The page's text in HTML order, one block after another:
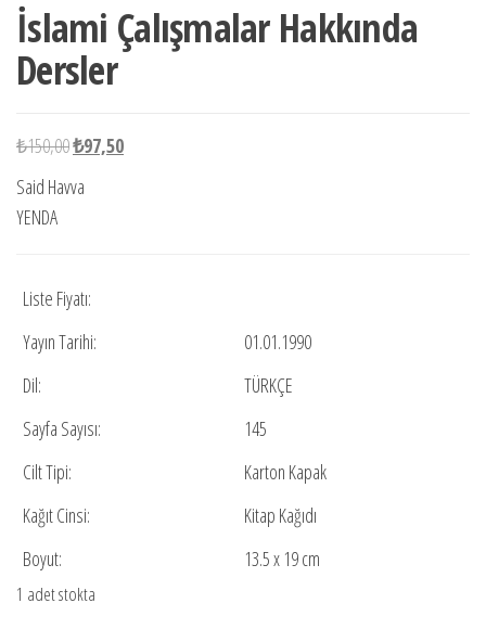
İslami Çalışmalar Hakkında
Dersler
₺150,00Orijinal
₺97,50Şu
Said Havva
YENDA
Liste Fiyatı:
Yayın Tarihi:
01.01.1990
Dil:
TÜRKÇE
Sayfa Sayısı:
145
Cilt Tipi:
Karton Kapak
Kağıt Cinsi:
Kitap Kağıdı
Boyut:
13.5 x 19 cm
1 adet stokta